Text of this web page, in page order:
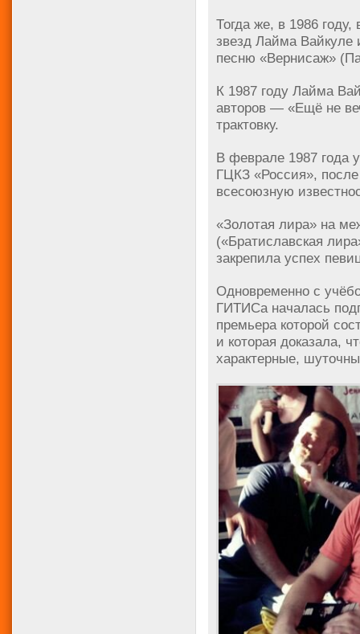
Тогда же, в 1986 году,
звезд Лайма Вайкуле
песню «Вернисаж»
К 1987 году Лайма
авторов — «Ещё не
трактовку.
В феврале 1987 года
ГЦКЗ «Россия»,
всесоюзную
«Золотая лира» на
(«Братиславская
закрепила успех
Одновременно с
ГИТИСа началась
премьера которой
и которая доказала,
характерные,